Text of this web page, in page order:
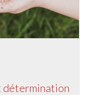
détermination